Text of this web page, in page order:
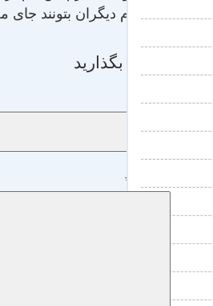
امیدوارم دیگران بتونند جای
دیدگاه بگذارید
نام*
*